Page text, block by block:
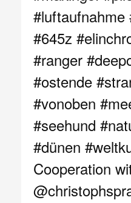
#luftaufnahme
#645z
#ranger
#ostende
#vonoben
#seehund
#dünen
Cooperation